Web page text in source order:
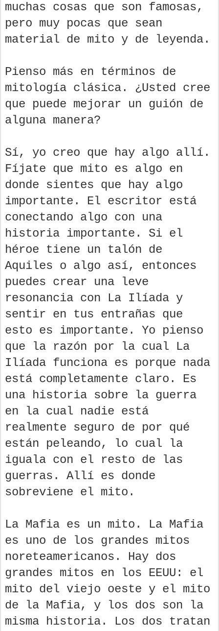
muchas cosas que son famosas,
pero muy pocas que sean
material de mito y de leyenda.
Pienso más en términos de
mitología clásica. ¿Usted cree
que puede mejorar un guión de
alguna manera?
Sí, yo creo que hay algo allí.
Fíjate que mito es algo en
donde sientes que hay algo
importante. El escritor está
conectando algo con una
historia importante. Si el
héroe tiene un talón de
Aquiles o algo así, entonces
puedes crear una leve
resonancia con La Ilíada y
sentir en tus entrañas que
esto es importante. Yo pienso
que la razón por la cual La
Ilíada funciona es porque nada
está completamente claro. Es
una historia sobre la guerra
en la cual nadie está
realmente seguro de por qué
están peleando, lo cual la
iguala con el resto de las
guerras. Allí es donde
sobreviene el mito.
La Mafia es un mito. La Mafia
es uno de los grandes mitos
noreteamericanos. Hay dos
grandes mitos en los EEUU: el
mito del viejo oeste y el mito
de la Mafia, y los dos son la
misma historia. Los dos tratan